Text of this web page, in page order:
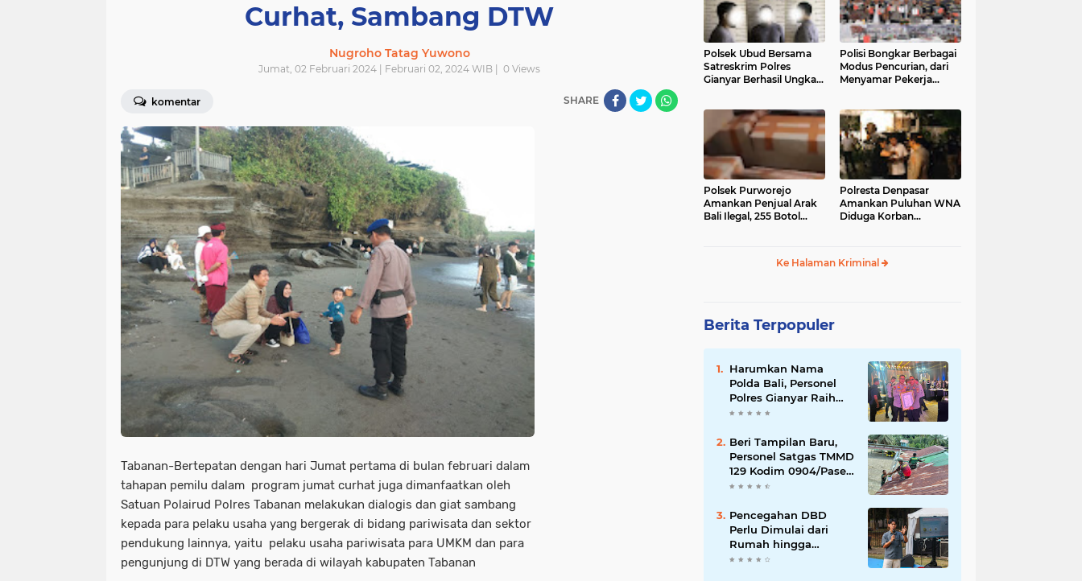
Curhat, Sambang DTW
Nugroho Tatag Yuwono
Jumat, 02 Februari 2024 | Februari 02, 2024 WIB | 0 Views
komentar SHARE
Tabanan-Bertepatan dengan hari Jumat pertama di bulan februari dalam
tahapan pemilu dalam program jumat curhat juga dimanfaatkan oleh
Satuan Polairud Polres Tabanan melakukan dialogis dan giat sambang
kepada para pelaku usaha yang bergerak di bidang pariwisata dan sektor
pendukung lainnya, yaitu pelaku usaha pariwisata para UMKM dan para
pengunjung di DTW yang berada di wilayah kabupaten Tabanan
Polsek Ubud Bersama
Satreskrim Polres
Gianyar Berhasil Ungkap
Polisi Bongkar Berbagai
Modus Pencurian, dari
Menyamar Pekerja
Polsek Purworejo
Amankan Penjual Arak
Bali Ilegal, 255 Botol
Polresta Denpasar
Amankan Puluhan WNA
Diduga Korban
Ke Halaman Kriminal
Berita Terpopuler
Harumkan Nama
Polda Bali, Personel
Polres Gianyar Raih
Penghargaan
Beri Tampilan Baru,
Personel Satgas TMMD
129 Kodim 0904/Paser
Cat Atap Rumah
Pencegahan DBD
Perlu Dimulai dari
Rumah hingga
Lingkungan Sekolah